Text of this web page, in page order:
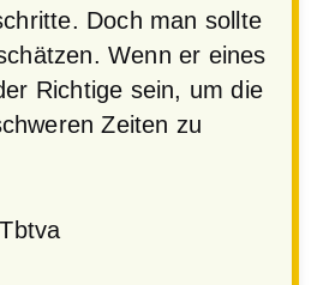
Doch man sollte
Wenn er eines
Richtige sein, um die
Zeiten zu